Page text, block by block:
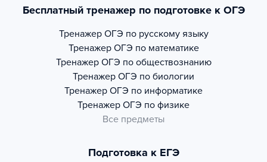
Бесплатный тренажер по подготовке к ОГЭ
Тренажер ОГЭ по русскому языку
Тренажер ОГЭ по математике
Тренажер ОГЭ по обществознанию
Тренажер ОГЭ по биологии
Тренажер ОГЭ по информатике
Тренажер ОГЭ по физике
Все предметы
Подготовка к ЕГЭ